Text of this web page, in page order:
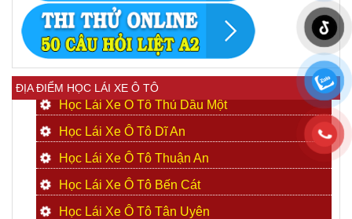
ĐỊA ĐIỂM HỌC LÁI XE Ô TÔ
Học Lái Xe Ô Tô Thủ Dầu Một
Học Lái Xe Ô Tô Dĩ An
Học Lái Xe Ô Tô Thuận An
Học Lái Xe Ô Tô Bến Cát
Học Lái Xe Ô Tô Tân Uyên